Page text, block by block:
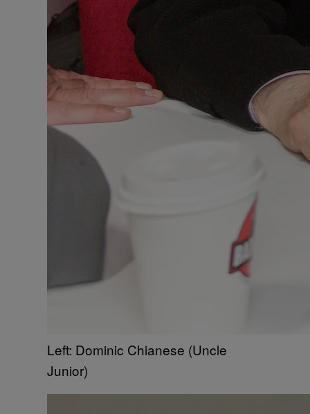
Left: Dominic Chianese (Uncle
Junior)